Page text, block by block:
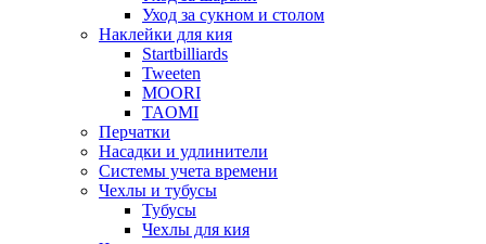
Уход за сукном и столом
Наклейки для кия
Startbilliards
Tweeten
MOORI
TAOMI
Перчатки
Насадки и удлинители
Системы учета времени
Чехлы и тубусы
Тубусы
Чехлы для кия